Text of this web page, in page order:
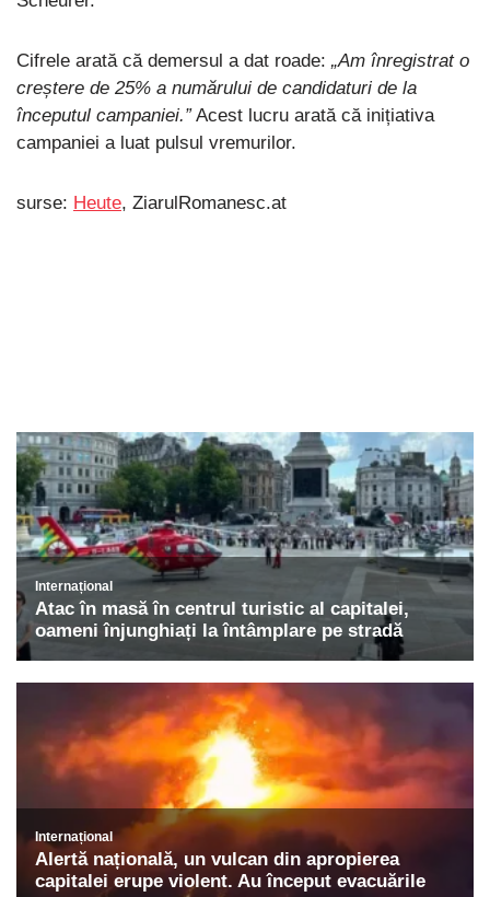
Cifrele arată că demersul a dat roade: „Am înregistrat o
creștere de 25% a numărului de candidaturi de la
începutul campaniei.”Acest lucru arată că inițiativa
campaniei a luat pulsul vremurilor.
surse: Heute, ZiarulRomanesc.at